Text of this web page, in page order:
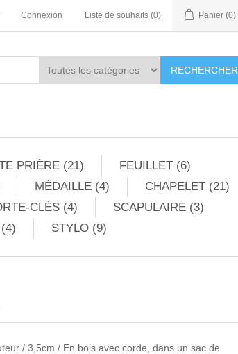
Connexion Liste de souhaits (0) Panier (0)
RECHERCHER
PRIÈRE (21)
FEUILLET (6)
MÉDAILLE (4)
CHAPELET (21)
CLÉS (4)
SCAPULAIRE (3)
STYLO (9)
/ 3,5cm / En bois avec corde, dans un sac de